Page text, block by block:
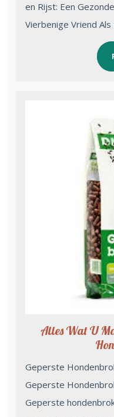
en Rijst: Een
Vierbenige Vriend
Alles Wat U
Geperste
Geperste
Geperste